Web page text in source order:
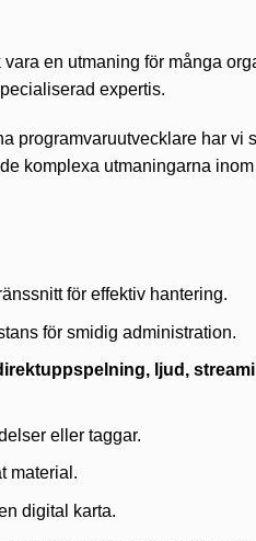
en utmaning för många
expertis.
programvaruutvecklare har vi
komplexa utmaningarna
för effektiv hantering.
för smidig administration.
ljud,
eller taggar.
material.
digital karta.